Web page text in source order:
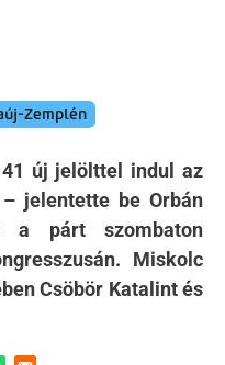
Zemplén
új jelölttel indul az
jelentette be Orbán
a párt szombaton
Miskolc
Csöbör Katalint és